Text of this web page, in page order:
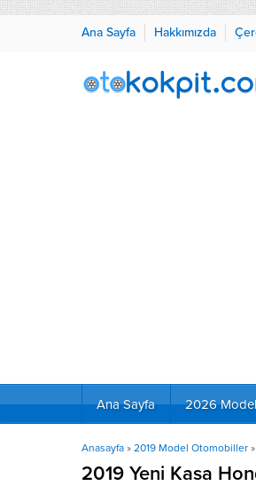
Ana Sayfa Hakkımızda
Ana Sayfa 2026
Anasayfa » 2019 Model Otomobiller »
2019 Yeni Kasa